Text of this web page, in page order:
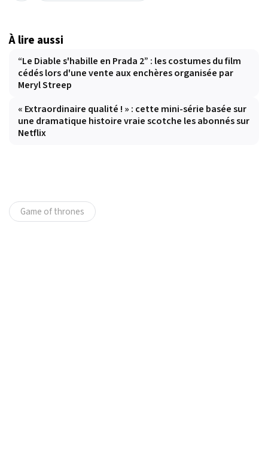
À lire aussi
“Le Diable s'habille en Prada 2” : les costumes du film
cédés lors d'une vente aux enchères organisée par
Meryl Streep
« Extraordinaire qualité ! » : cette mini-série basée sur
une dramatique histoire vraie scotche les abonnés sur
Netflix
Game of thrones